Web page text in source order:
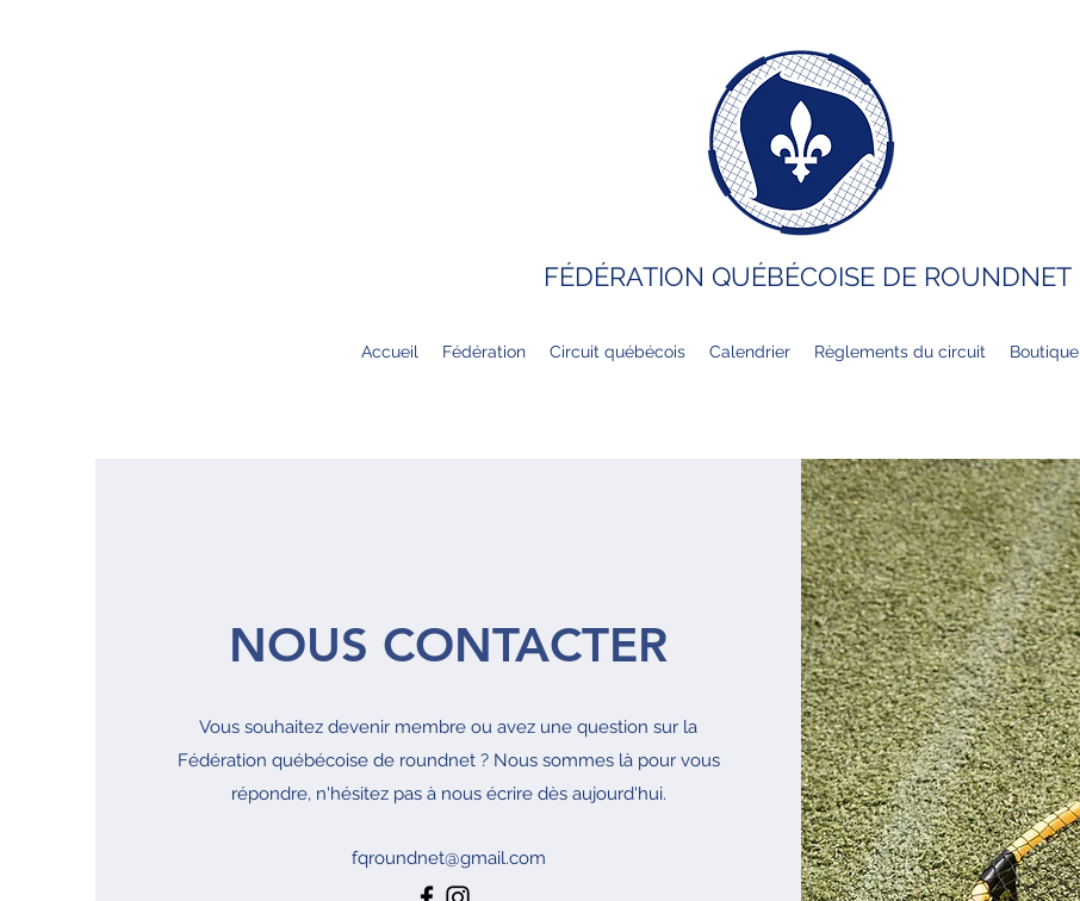
FÉDÉRATION QUÉBÉCOISE DE ROUNDNET
Accueil Fédération Circuit québécois Calendrier Règlements du circuit
NOUS CONTACTER
Vous souhaitez devenir membre ou avez une question sur la
Fédération québécoise de roundnet ? Nous sommes là pour vous
répondre, n'hésitez pas à nous écrire dès aujourd'hui.
fqroundnet@gmail.com